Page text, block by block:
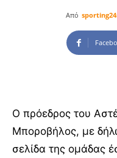
Από
Ο πρόεδρος του
Μποροβήλος, με
σελίδα της ομάδας